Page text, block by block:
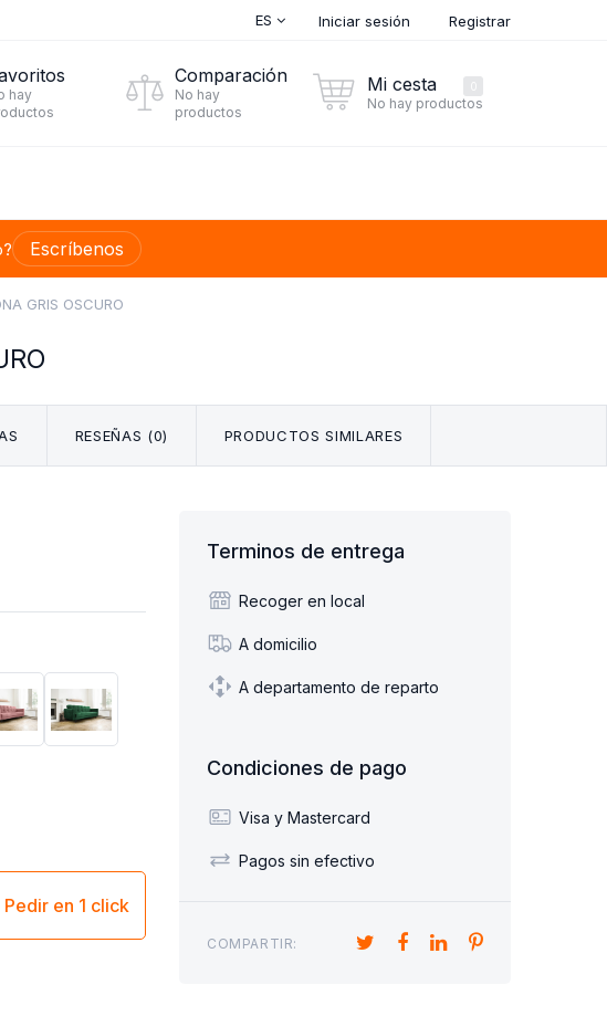
ES Iniciar sesión Registrar
hay
Comparación
No hay
productos
Mi cesta
No hay productos
Escríbenos
GRIS OSCURO
RESEÑAS (0) PRODUCTOS SIMILARES
Pedir en 1 click
Terminos de entrega
Recoger en local
A domicilio
A departamento de reparto
Condiciones de pago
Visa y Mastercard
Pagos sin efectivo
COMPARTIR: